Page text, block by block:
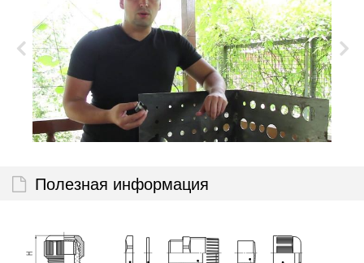
Полезная информация